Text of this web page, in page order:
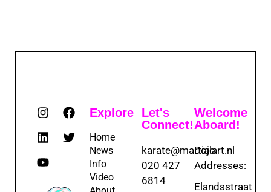
Explore
Home
News
Info
Video
Let's
Connect!
karate@martialart.nl
020 427
6814
Welcome
Aboard!
Dojo
Addresses:
Elandsstraat